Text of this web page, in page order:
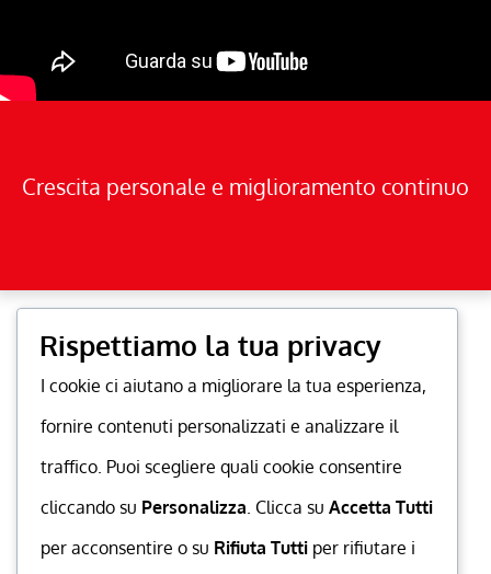
Crescita personale e miglioramento continuo
Rispettiamo la tua privacy
I cookie ci aiutano a migliorare la tua esperienza,
fornire contenuti personalizzati e analizzare il
traffico. Puoi scegliere quali cookie consentire
cliccando su Personalizza. Clicca su Accetta Tutti
per acconsentire o su Rifiuta Tutti per rifiutare i